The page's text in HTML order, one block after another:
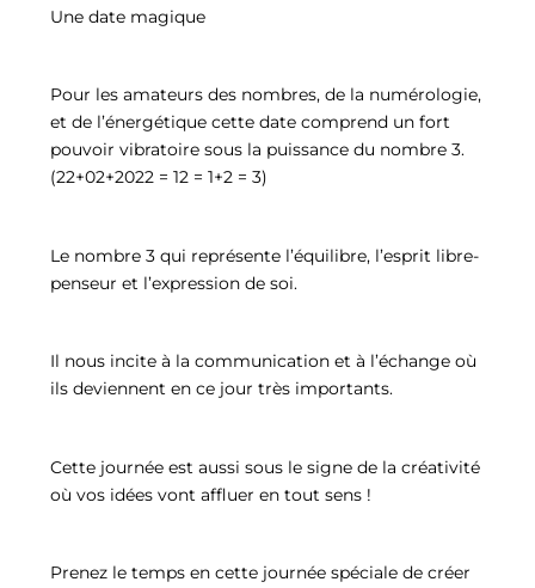
Une date magique
Pour les amateurs des nombres, de la numérologie,
et de l’énergétique cette date comprend un fort
pouvoir vibratoire sous la puissance du nombre 3.
(22+02+2022 = 12 = 1+2 = 3)
Le nombre 3 qui représente l’équilibre, l’esprit libre-
penseur et l’expression de soi.
Il nous incite à la communication et à l’échange où
ils deviennent en ce jour très importants.
Cette journée est aussi sous le signe de la créativité
où vos idées vont affluer en tout sens !
Prenez le temps en cette journée spéciale de créer